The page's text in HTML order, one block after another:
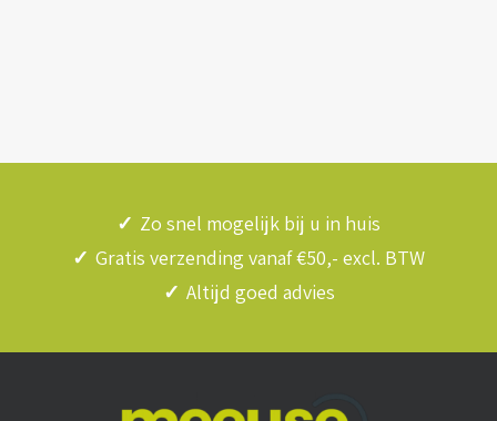
✓ Zo snel mogelijk bij u in huis
✓ Gratis verzending vanaf €50,- excl. BTW
✓ Altijd goed advies